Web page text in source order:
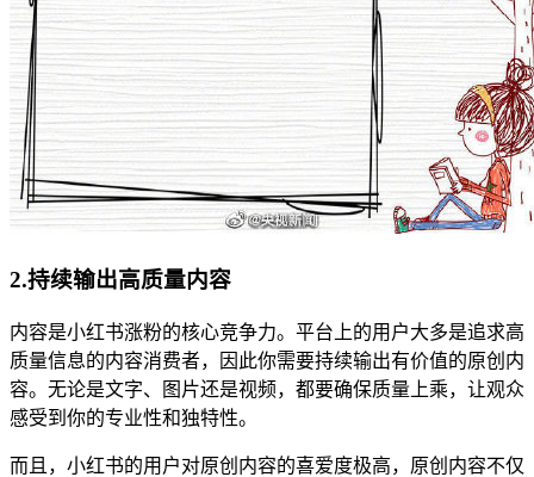
2.持续输出高质量内容
内容是小红书涨粉的核心竞争力。平台上的用户大多是追求高
质量信息的内容消费者，因此你需要持续输出有价值的原创内
容。无论是文字、图片还是视频，都要确保质量上乘，让观众
感受到你的专业性和独特性。
而且，小红书的用户对原创内容的喜爱度极高，原创内容不仅